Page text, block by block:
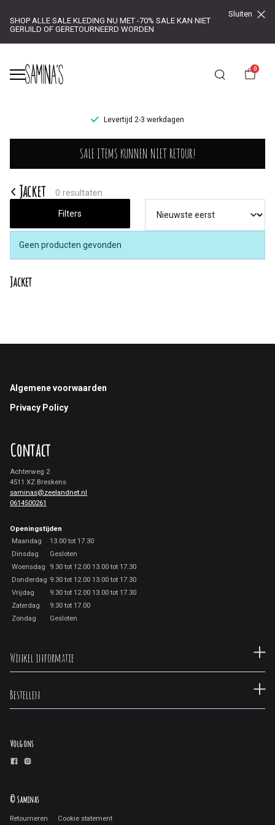
SHOP ALLE SALE KLEDING NU MET -70% SALE KAN NIET
GERUILD OF GERETOURNEERD WORDEN
Sluiten
0
Levertijd 2-3 werkdagen
Jacket
Saminas
SALE ITEMS KUNNEN NIET RETOUR!
Jacket 0 resultaten
Filters
Geen producten gevonden
Jacket
Footer
Algemene voorwaarden
Privacy Policy
Contact
Achterweg 2
4511 XZ Breskens
saminas@zeelandnet.nl
0614500261
Openingstijden
Maandag
13.00 tot 17.30
Dinsdag
Gesloten
Woensdag
9.30 tot 12.00 13.00 tot 17.30
Donderdag 9.30 tot 12.00 13.00 tot 17.30
Vrijdag
9.30 tot 12.00 13.00 tot 17.30
Zaterdag
9.30 tot 17.00
Zondag
Gesloten
Winkel informatie
Bestellen
Volg ons
© Saminas
Retourneren Cookie statement